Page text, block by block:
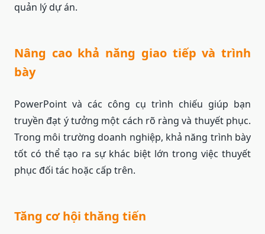
quản lý dự án.
Nâng cao khả năng giao tiếp và trình
bày
PowerPoint và các công cụ trình chiếu giúp bạn
truyền đạt ý tưởng một cách rõ ràng và thuyết phục.
Trong môi trường doanh nghiệp, khả năng trình bày
tốt có thể tạo ra sự khác biệt lớn trong việc thuyết
phục đối tác hoặc cấp trên.
Tăng cơ hội thăng tiến